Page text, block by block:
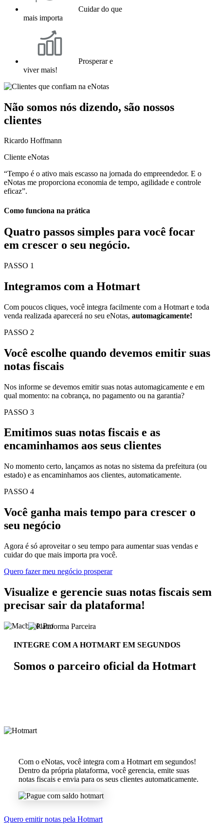
Cuidar do que
mais importa
Prosperar e
viver mais!
Não somos nós dizendo, são nossos
clientes
Ricardo Hoffmann
Cliente eNotas
“Tempo é o ativo mais escasso na jornada do empreendedor. E o
eNotas me proporciona economia de tempo, agilidade e controle
eficaz”.
Como funciona na prática
Quatro passos simples para você focar
em crescer o seu negócio.
PASSO 1
Integramos com a Hotmart
Com poucos cliques, você integra facilmente com a Hotmart e toda
venda realizada aparecerá no seu eNotas, automagicamente!
PASSO 2
Você escolhe quando devemos emitir suas
notas fiscais
Nos informe se devemos emitir suas notas automagicamente e em
qual momento: na cobrança, no pagamento ou na garantia?
PASSO 3
Emitimos suas notas fiscais e as
encaminhamos aos seus clientes
No momento certo, lançamos as notas no sistema da prefeitura (ou
estado) e as encaminhamos aos clientes, automaticamente.
PASSO 4
Você ganha mais tempo para crescer o
seu negócio
Agora é só aproveitar o seu tempo para aumentar suas vendas e
cuidar do que mais importa pra você.
Quero fazer meu negócio prosperar
Visualize e gerencie suas notas fiscais sem
precisar sair da plataforma!
INTEGRE COM A HOTMART EM SEGUNDOS
Somos o parceiro oficial da Hotmart
Com o eNotas, você integra com a Hotmart em segundos!
Dentro da própria plataforma, você gerencia, emite suas
notas fiscais e envia para os seus clientes automaticamente.
Quero emitir notas pela Hotmart